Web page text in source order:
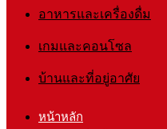
อาหารและเครื่องดื่ม
เกมและคอนโซล
บ้านและที่อยู่อาศัย
หน้าหลัก